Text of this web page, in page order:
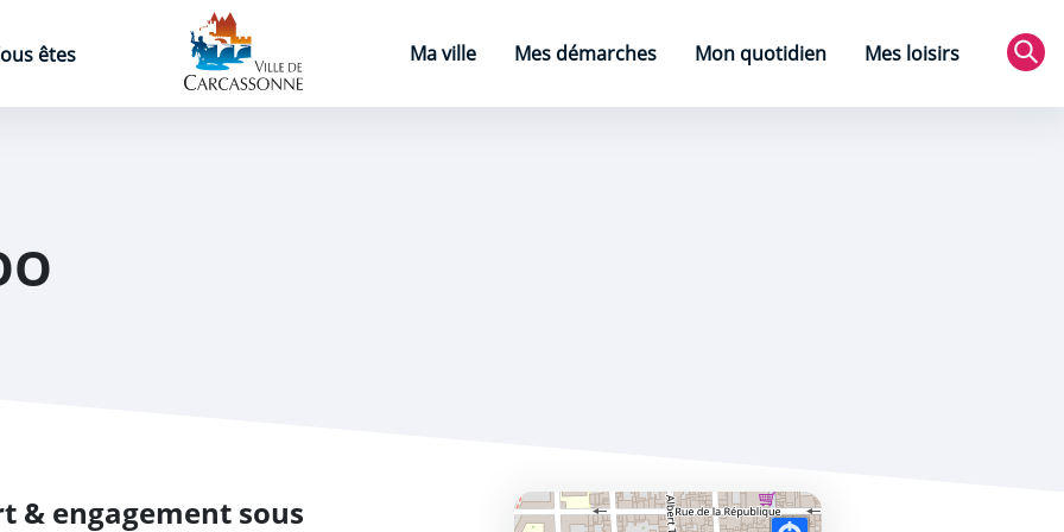
êtes
Page d'accueil
Ma ville
Mes démarches Mon quotidien
Mes loisirs
& engagement sous